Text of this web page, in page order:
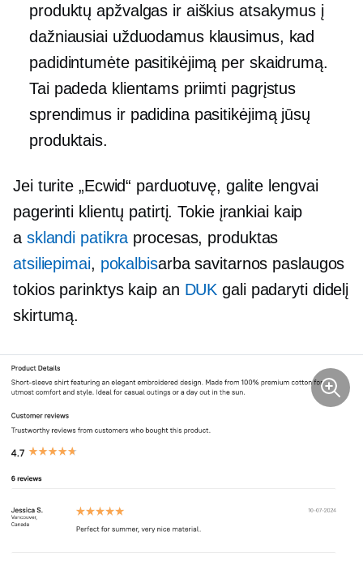
produktų apžvalgas ir aiškius atsakymus į
dažniausiai užduodamus klausimus, kad
padidintumėte pasitikėjimą per skaidrumą.
Tai padeda klientams priimti pagrįstus
sprendimus ir padidina pasitikėjimą jūsų
produktais.
Jei turite „Ecwid“ parduotuvę, galite lengvai
pagerinti klientų patirtį. Tokie įrankiai kaip
a sklandi patikraprocesas, produktas
atsiliepimai, pokalbisarbasavitarnos paslaugos
tokios parinktys kaip an DUK gali padaryti didelį
skirtumą.